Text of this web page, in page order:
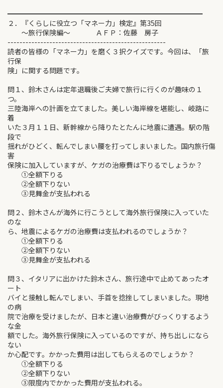
━━━━━━━━━━━━━━━━━━━━━━━━━━━━
２．『くらしに役立つ「マネー力」検定』第35回
～旅行保険編～ ＡＦＰ：佐藤 房子
-----------------------------------------------------
読者の皆様の「マネー力」を磨く３択クイズです。今回は、「旅
行保
険」に関する問題です。
問１、鈴木さんは定年退職後ご夫婦で旅行に行くのが趣味の１
つ。
三陸海岸への計画を立てました。美しい海岸線を堪能し、岐路に
着
いた３月１１日、新幹線から降りたとたんに地震に遭遇。駅の階
段で
揺れがひどく、転んでしまい腰を打ってしまいました。国内旅行傷
害
保険に加入していますが、ケガの治療費は下りるでしょうか？
①全額下りる
②全額下りない
③見舞金が支払われる
問２、鈴木さんが海外に行こうとして海外旅行保険に入っていた
のな
ら、地震によるケガの治療費は支払われるのでしょうか？
①全額下りる
②全額下りない
③見舞金が支払われる
問３、イタリアに出かけた鈴木さん、旅行途中で止めてあったオ
ート
バイと接触し転んでしまい、手首を捻挫してしまいました。現地
の病
院で治療を受けましたが、日本と違い治療費がびっくりするよう
な金
額でした。海外旅行保険に入っているのですが、持ち出しになら
ない
か心配です。かかった費用は出してもらえるのでしょうか？
①全額下りる
②全額下りない
③限度内でかかった費用が支払われる。